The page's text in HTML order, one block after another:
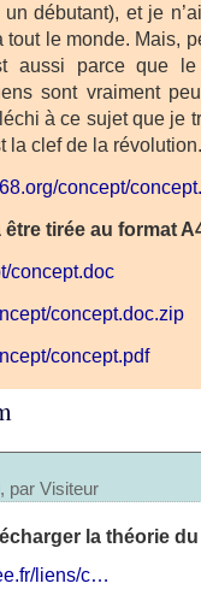
un débutant), et je
le monde. Mais,
aussi parce que
sont vraiment
à ce sujet que je
la clef de la révolution.
concept/
tirée au format
concept.doc
concept.doc.zip
concept.pdf
par Visiteur
la théorie
liens/c…